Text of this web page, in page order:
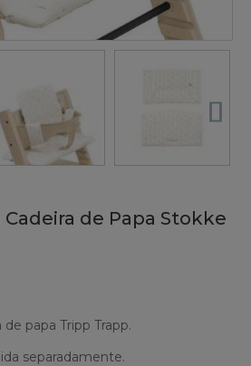
de Papa Stokke
papa Tripp Trapp.
separadamente.